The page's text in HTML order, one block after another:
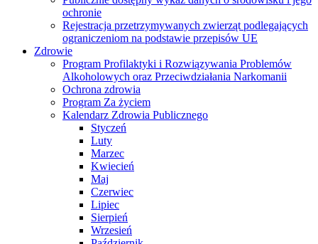
ochronie
Rejestracja przetrzymywanych zwierząt podlegających
ograniczeniom na podstawie przepisów UE
Zdrowie
Program Profilaktyki i Rozwiązywania Problemów
Alkoholowych oraz Przeciwdziałania Narkomanii
Ochrona zdrowia
Program Za życiem
Kalendarz Zdrowia Publicznego
Styczeń
Luty
Marzec
Kwiecień
Maj
Czerwiec
Lipiec
Sierpień
Wrzesień